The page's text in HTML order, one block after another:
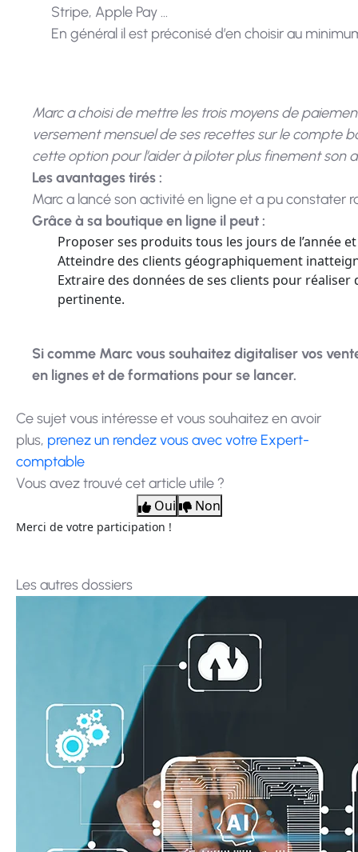
Stripe, Apple Pay …
En général il est préconisé d’en choisir au
Marc a choisi de mettre les trois moyens de
versement mensuel de ses recettes sur le compte
cette option pour l’aider à piloter plus finement son
Les avantages tirés :
Marc a lancé son activité en ligne et a pu constater
Grâce à sa boutique en ligne il peut :
Proposer ses produits tous les jours de l’année
Atteindre des clients géographiquement
Extraire des données de ses clients pour
pertinente.
Si comme Marc vous souhaitez digitaliser vos
en lignes et de formations pour se lancer.
Ce sujet vous intéresse et vous souhaitez en avoir
plus, prenez un rendez vous avec votre Expert-
comptable
Vous avez trouvé cet article utile ?
Oui
Non
Merci de votre participation !
Les autres dossiers